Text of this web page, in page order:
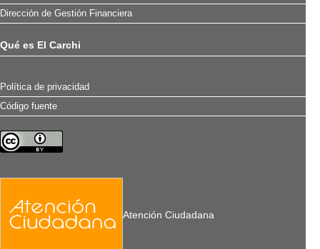
Dirección de Gestión Financiera
Qué es El Carchi
Política de privacidad
Código fuente
Atención Ciudadana